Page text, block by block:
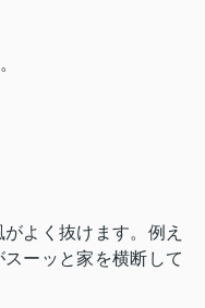
よく抜けます。例え
ーッと家を横断して